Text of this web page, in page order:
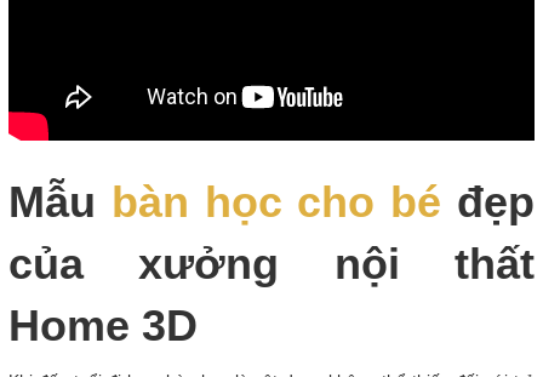
Mẫu bàn học cho bé đẹp
của xưởng nội thất
Home 3D